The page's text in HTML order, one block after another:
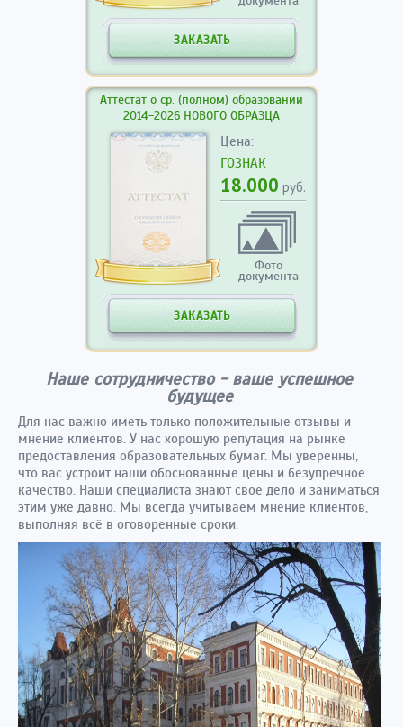
ЗАКАЗАТЬ
Аттестат о ср. (полном) образовании
2014-2026 НОВОГО ОБРАЗЦА
Цена:
ГОЗНАК
18.000 руб.
Фото
документа
ЗАКАЗАТЬ
Наше сотрудничество - ваше успешное
будущее
Для нас важно иметь только положительные отзывы и
мнение клиентов. У нас хорошую репутация на рынке
предоставления образовательных бумаг. Мы уверенны,
что вас устроит наши обоснованные цены и безупречное
качество. Наши специалиста знают своё дело и заниматься
этим уже давно. Мы всегда учитываем мнение клиентов,
выполняя всё в оговоренные сроки.